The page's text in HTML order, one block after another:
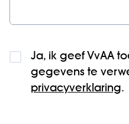
Ja, ik geef VvAA
gegevens te
privacyverklaring.